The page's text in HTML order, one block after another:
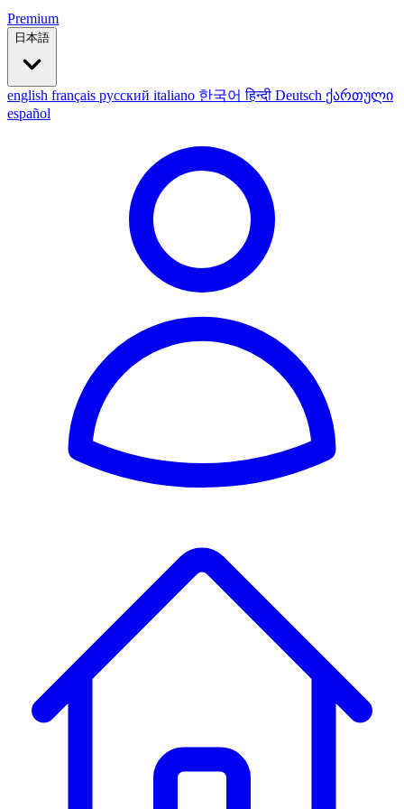
Premium
日本語
english français русский italiano 한국어हिन्दी Deutsch ქართული
español